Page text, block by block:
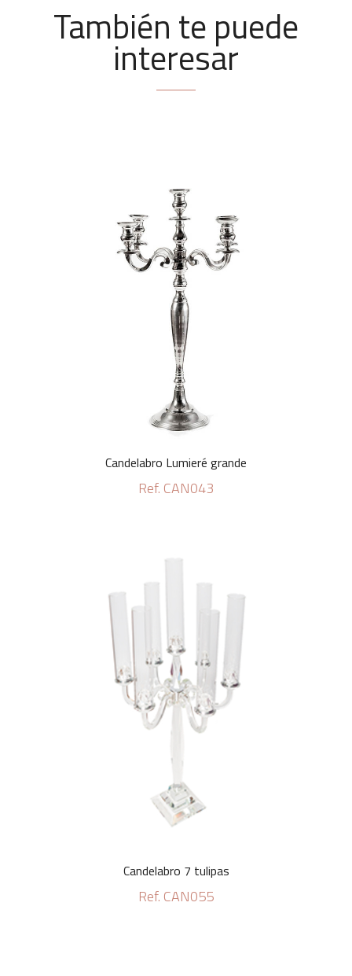
También te puede
interesar
Candelabro Lumieré grande
Ref. CAN043
Candelabro 7 tulipas
Ref. CAN055